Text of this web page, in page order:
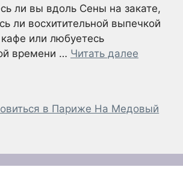
ли вы вдоль Сены на закате,
ли восхитительной выпечкой
или любуетесь
времени … Читать далее
в Париже На Медовый